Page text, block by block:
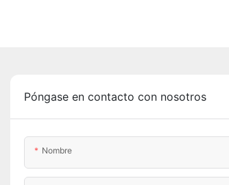
Póngase en contacto con nosotros
Nombre